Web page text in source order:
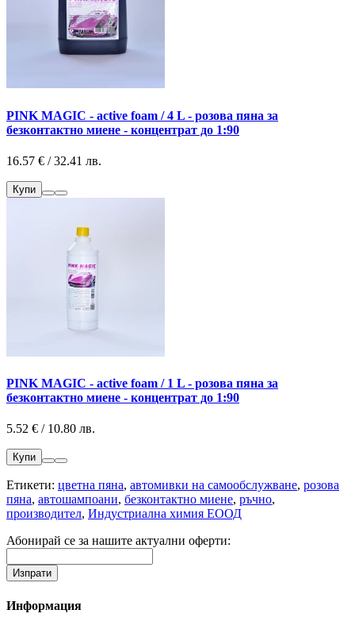
PINK MAGIC - active foam / 4 L - розова пяна за
безконтактно миене - концентрат до 1:90
16.57 € / 32.41 лв.
Купи
PINK MAGIC - active foam / 1 L - розова пяна за
безконтактно миене - концентрат до 1:90
5.52 € / 10.80 лв.
Купи
Етикети: цветна пяна, автомивки на самообслужване, розова
пяна, автошампоани, безконтактно миене, ръчно,
производител, Индустриална химия ЕООД
Абонирай се за нашите актуални оферти:
Информация